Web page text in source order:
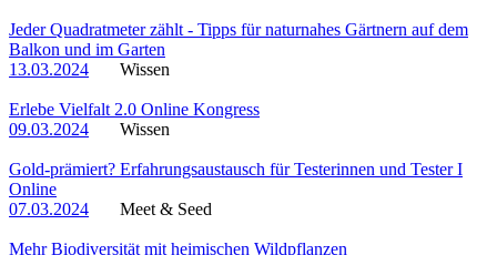
Jeder Quadratmeter zählt - Tipps für naturnahes Gärtnern auf dem
Balkon und im Garten
13.03.2024
Wissen
Erlebe Vielfalt 2.0 Online Kongress
09.03.2024
Wissen
Gold-prämiert? Erfahrungsaustausch für Testerinnen und Tester I
Online
07.03.2024
Meet & Seed
Mehr Biodiversität mit heimischen Wildpflanzen